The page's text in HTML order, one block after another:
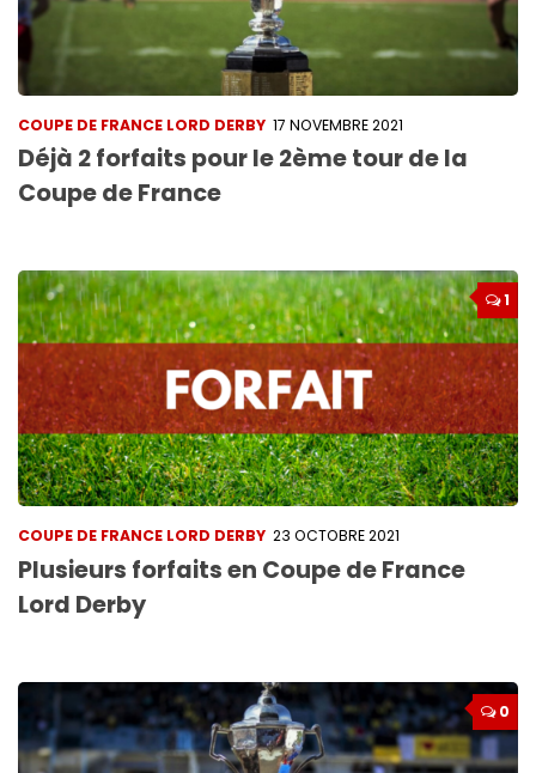
COUPE DE FRANCE LORD DERBY 17 NOVEMBRE 2021
Déjà 2 forfaits pour le 2ème tour de la
Coupe de France
1
COUPE DE FRANCE LORD DERBY 23 OCTOBRE 2021
Plusieurs forfaits en Coupe de France
Lord Derby
0